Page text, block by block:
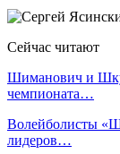
Сейчас читают
Шиманович и
чемпионата…
Волейболисты
лидеров…